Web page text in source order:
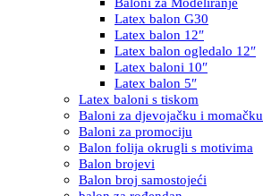
Latex balon G30
Latex balon 12″
Latex balon ogledalo 12″
Latex baloni 10″
Latex balon 5″
Latex baloni s tiskom
Baloni za djevojačku i momačku
Baloni za promociju
Balon folija okrugli s motivima
Balon brojevi
Balon broj samostojeći